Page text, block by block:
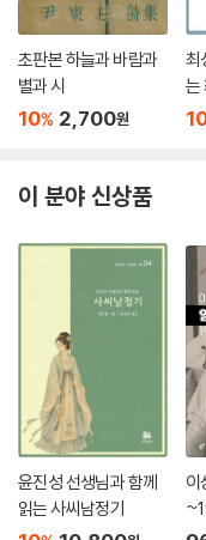
부터는 경연의 텍스트로
트로 사용했다고 해서 특별
을 대상으로 했다는 특징
내용을 담고 있다는 점에
평천하는 누구에게나 통용
절반을 차지하는 ＜수기＞
초판본 하늘과 바람과
별과 시
10% 2,700원
최
는
이 분야 신상품
윤진성 선생님과 함께
읽는 사씨남정기
이